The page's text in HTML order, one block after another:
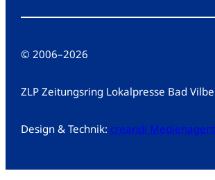
© 2006–2026
ZLP Zeitungsring Lokalpresse Bad
Design & Technik: creandi